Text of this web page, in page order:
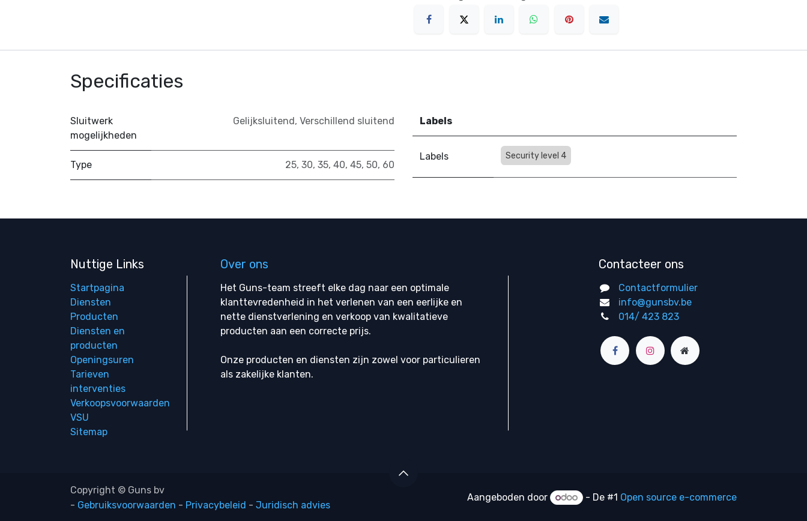
Specificaties
Sluitwerk
mogelijkheden
Gelijksluitend, Verschillend sluitend
Type 25, 30, 35, 40, 45, 50, 60
Labels
Labels Security level 4
Nuttige Links
Startpagina
Diensten
Producten
Diensten en
producten
Openingsuren
Tarieven
interventies
Verkoopsvoorwaarden
VSU
Sitemap
Over ons
Het Guns-team streeft elke dag naar een optimale
klanttevredenheid in het verlenen van een eerlijke en
nette dienstverlening en verkoop van kwalitatieve
producten aan een correcte prijs.
Onze producten en diensten zijn zowel voor particulieren
als zakelijke klanten.
Contacteer ons
Contactformulier
info@gunsbv.be
014/ 423 823
Copyright © Guns bv
- Gebruiksvoorwaarden - Privacybeleid - Juridisch advies
Aangeboden door - De #1 Open source e-commerce